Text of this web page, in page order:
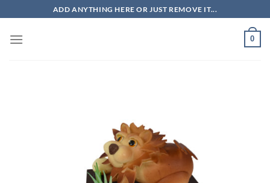
al
contenido
ADD ANYTHING HERE OR JUST REMOVE IT...
0